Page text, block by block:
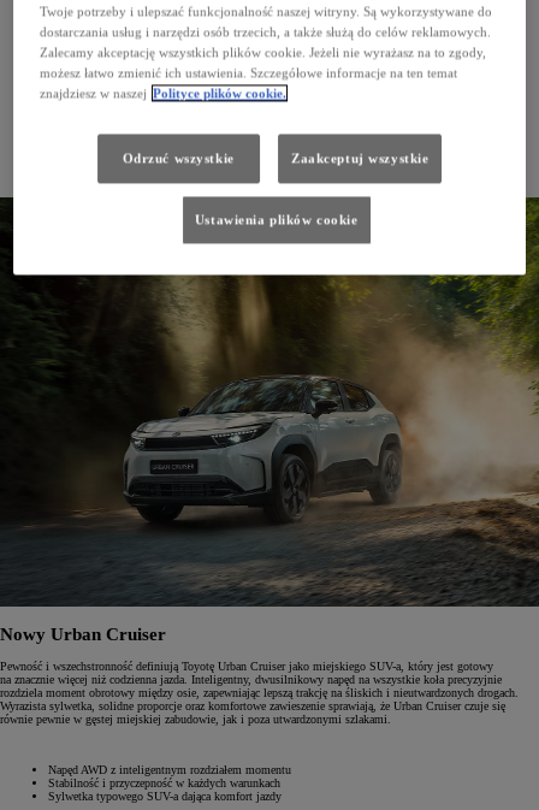
Nowy Hilux Electric
Nowy Urban Cruiser
Pewność i wszechstronność definiują Toyotę Urban Cruiser jako miejskiego SUV-a, który jest gotowy
na znacznie więcej niż codzienna jazda. Inteligentny, dwusilnikowy napęd na wszystkie koła precyzyjnie
rozdziela moment obrotowy między osie, zapewniając lepszą trakcję na śliskich i nieutwardzonych drogach.
Wyrazista sylwetka, solidne proporcje oraz komfortowe zawieszenie sprawiają, że Urban Cruiser czuje się
równie pewnie w gęstej miejskiej zabudowie, jak i poza utwardzonymi szlakami.
Napęd AWD z inteligentnym rozdziałem momentu
Stabilność i przyczepność w każdych warunkach
Sylwetka typowego SUV-a dająca komfort jazdy
Twoje potrzeby i ulepszać funkcjonalność naszej witryny. Są wykorzystywane do
dostarczania usług i narzędzi osób trzecich, a także służą do celów reklamowych.
Zalecamy akceptację wszystkich plików cookie. Jeżeli nie wyrażasz na to zgody,
możesz łatwo zmienić ich ustawienia. Szczegółowe informacje na ten temat
znajdziesz w naszej Polityce plików cookie.
Odrzuć wszystkie Zaakceptuj wszystkie
Ustawienia plików cookie